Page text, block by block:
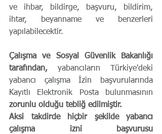
ve ihbar, bildirge, başvuru, bildirim,
ihtar, beyanname ve benzerleri
yapılabilecektir.
Çalışma ve Sosyal Güvenlik Bakanlığı
tarafından, yabancıların Türkiye'deki
yabancı çalışma İzin başvurularında
Kayıtlı Elektronik Posta bulunmasının
zorunlu olduğu tebliğ edilmiştir.
Aksi takdirde hiçbir şekilde yabancı
çalışma izni başvurusu